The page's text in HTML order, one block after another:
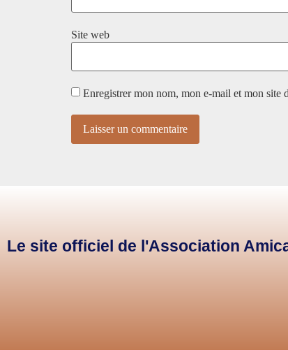
Site web
Enregistrer mon nom, mon e-mail et mon site
Le site officiel de l'Association